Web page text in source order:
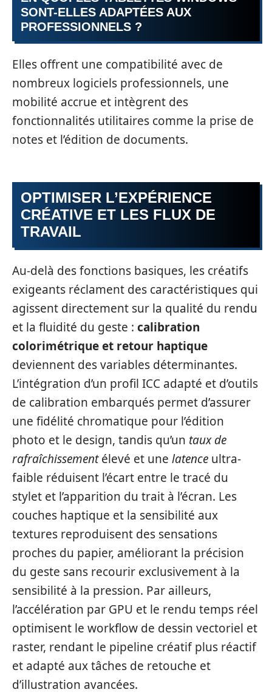
SONT-ELLES ADAPTÉES AUX
PROFESSIONNELS ?
Elles offrent une compatibilité avec de
nombreux logiciels professionnels, une
mobilité accrue et intègrent des
fonctionnalités utilitaires comme la prise de
notes et l’édition de documents.
OPTIMISER L’EXPÉRIENCE
CRÉATIVE ET LES FLUX DE
TRAVAIL
Au-delà des fonctions basiques, les créatifs
exigeants réclament des caractéristiques qui
agissent directement sur la qualité du rendu
et la fluidité du geste : calibration
colorimétrique et retour haptique
deviennent des variables déterminantes.
L’intégration d’un profil ICC adapté et d’outils
de calibration embarqués permet d’assurer
une fidélité chromatique pour l’édition
photo et le design, tandis qu’un taux de
rafraîchissementélevé et une latence ultra-
faible réduisent l’écart entre le tracé du
stylet et l’apparition du trait à l’écran. Les
couches haptique et la sensibilité aux
textures reproduisent des sensations
proches du papier, améliorant la précision
du geste sans recourir exclusivement à la
sensibilité à la pression. Par ailleurs,
l’accélération par GPU et le rendu temps réel
optimisent le workflow de dessin vectoriel et
raster, rendant le pipeline créatif plus réactif
et adapté aux tâches de retouche et
d’illustration avancées.